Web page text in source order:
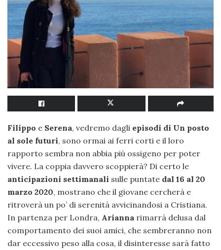
Filippo e Serena, vedremo dagli episodi di Un posto
al sole futuri, sono ormai ai ferri corti e il loro
rapporto sembra non abbia più ossigeno per poter
vivere. La coppia davvero scoppierà? Di certo le
anticipazioni settimanali sulle puntate dal 16 al 20
marzo 2020, mostrano che il giovane cercherà e
ritroverà un po’ di serenità avvicinandosi a Cristiana.
In partenza per Londra, Arianna rimarrà delusa dal
comportamento dei suoi amici, che sembreranno non
dar eccessivo peso alla cosa, il disinteresse sarà fatto